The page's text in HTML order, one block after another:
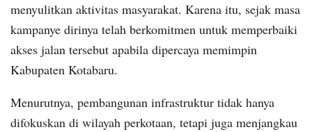
menyulitkan aktivitas masyarakat. Karena itu, sejak masa
kampanye dirinya telah berkomitmen untuk memperbaiki
akses jalan tersebut apabila dipercaya memimpin
Kabupaten Kotabaru.
Menurutnya, pembangunan infrastruktur tidak hanya
difokuskan di wilayah perkotaan, tetapi juga menjangkau